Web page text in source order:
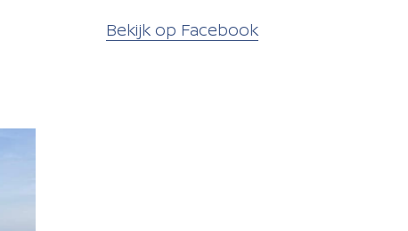
Bekijk op Facebook